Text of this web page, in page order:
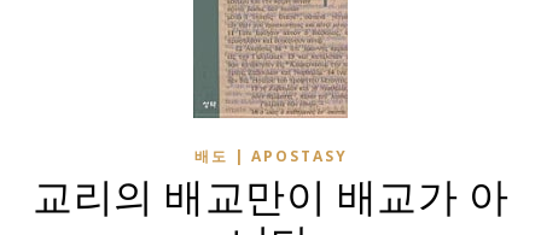
배도 | APOSTASY
교리의 배교만이 배교가 아